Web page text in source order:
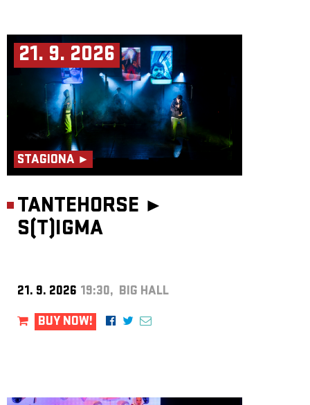
21. 9. 2026
STAGIONA ►
TANTEHORSE ►
S(T)IGMA
21. 9. 2026 19:30, BIG HALL
BUY NOW!